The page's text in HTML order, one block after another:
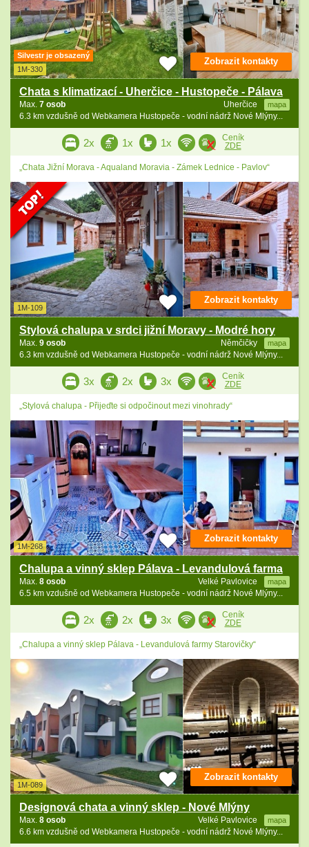
Silvestr je obsazený
1M-330
Chata s klimatizací - Uherčice - Hustopeče - Pálava
Uherčice mapa
Max. 7 osob
6.3 km vzdušně od Webkamera Hustopeče - vodní nádrž Nové Mlýny...
Zobrazit kontakty
2x 1x 1x
Ceník
ZDE
„Chata Jižní Morava - Aqualand Moravia - Zámek Lednice - Pavlov“
1M-109
Stylová chalupa v srdci jižní Moravy - Modré hory
Němčičky mapa
Max. 9 osob
6.3 km vzdušně od Webkamera Hustopeče - vodní nádrž Nové Mlýny...
Zobrazit kontakty
3x 2x 3x
Ceník
ZDE
„Stylová chalupa - Přijeďte si odpočinout mezi vinohrady“
1M-268
Chalupa a vinný sklep Pálava - Levandulová farma
Velké Pavlovice mapa
Max. 8 osob
6.5 km vzdušně od Webkamera Hustopeče - vodní nádrž Nové Mlýny...
Zobrazit kontakty
2x 2x 3x
Ceník
ZDE
„Chalupa a vinný sklep Pálava - Levandulová farmy Starovičky“
1M-089
Designová chata a vinný sklep - Nové Mlýny
Velké Pavlovice mapa
Max. 8 osob
6.6 km vzdušně od Webkamera Hustopeče - vodní nádrž Nové Mlýny...
Zobrazit kontakty